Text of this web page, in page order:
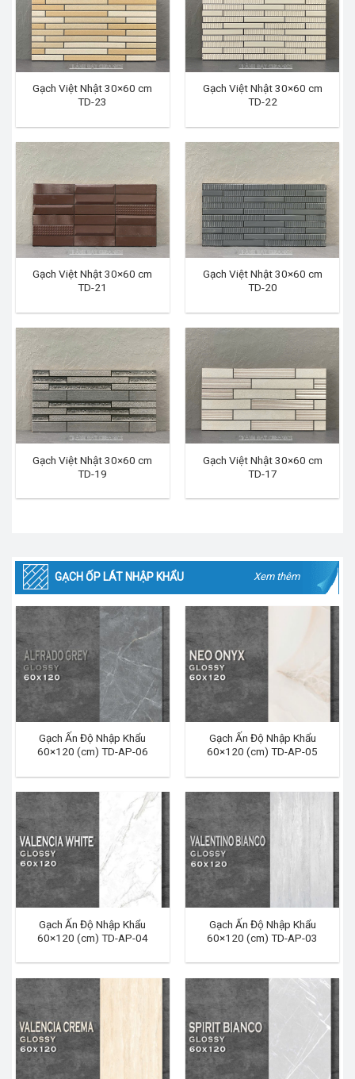
Gạch Việt Nhật 30×60 cm
TD-23
Gạch Việt Nhật 30×60 cm
TD-22
Gạch Việt Nhật 30×60 cm
TD-21
Gạch Việt Nhật 30×60 cm
TD-20
Gạch Việt Nhật 30×60 cm
TD-19
Gạch Việt Nhật 30×60 cm
TD-17
GẠCH ỐP LÁT NHẬP KHẨU Xem thêm
Gạch Ấn Độ Nhập Khẩu
60×120 (cm) TD-AP-06
Gạch Ấn Độ Nhập Khẩu
60×120 (cm) TD-AP-05
Gạch Ấn Độ Nhập Khẩu
60×120 (cm) TD-AP-04
Gạch Ấn Độ Nhập Khẩu
60×120 (cm) TD-AP-03